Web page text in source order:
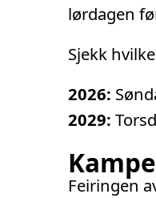
lørdagen
Sjekk
2026:
2029:
Feiringen